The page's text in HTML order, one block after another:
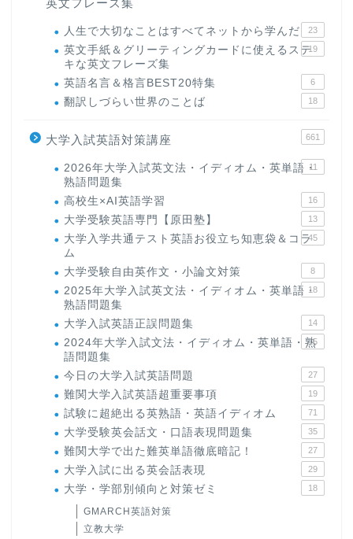
人生で大切なことはすべてネットから学んだ 23
英文手紙＆グリーティングカードに使えるステ
キな英文フレーズ集
19
英語名言＆格言BEST20特集 6
翻訳しづらい世界のことば 18
大学入試英語対策講座 661
2026年大学入試英文法・イディオム・英単語・
熟語問題集
11
高校生×AI英語学習 16
大学受験英語専門【原田塾】 13
大学入学共通テスト英語お役立ち知恵袋＆コラ
ム
45
大学受験自由英作文・小論文対策 8
2025年大学入試英文法・イディオム・英単語・
熟語問題集
18
大学入試英語正誤問題集 14
2024年大学入試文法・イディオム・英単語・熟
語問題集
15
今日の大学入試英語問題 27
難関大学入試英語超重要事項 19
試験に超絶出る英熟語・英語イディオム 71
大学受験英会話文・口語表現問題集 35
難関大学で出た難英単語徹底暗記！ 27
大学入試に出る英会話表現 29
大学・学部別傾向と対策ゼミ 18
GMARCH英語対策
立教大学